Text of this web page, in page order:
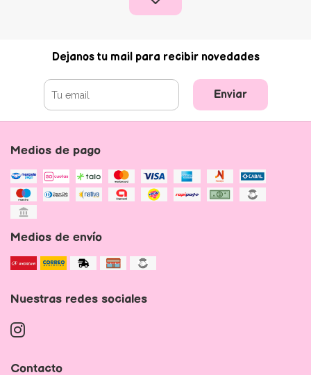
Dejanos tu mail para recibir novedades
Enviar
Medios de pago
Medios de envío
Nuestras redes sociales
Contacto